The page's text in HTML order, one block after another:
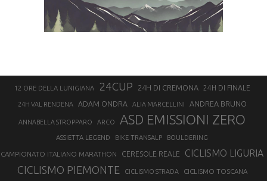
12 ORE DELLA LUNIGIANA 24CUP 24H DI CREMONA 24H DI FINALE
24H VAL RENDENA ADAM ONDRA ALIA MARCELLINI ANDREA BRUNO
ANNABELLA STROPPARO ARCO ASD EMISSIONI ZERO
ASSIETTA LEGEND BIKE TRANSALP BOULDERING
CAMPIONATO ITALIANO MARATHON CERESOLE REALE CICLISMO LIGURIA
CICLISMO PIEMONTE CICLISMO STRADA CICLISMO TOSCANA